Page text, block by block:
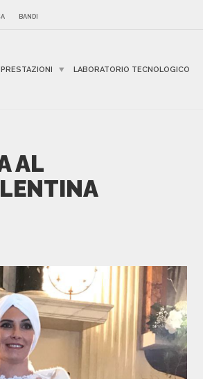
BANDI
PRESTAZIONI LABORATORIO TECNOLOGICO
AL